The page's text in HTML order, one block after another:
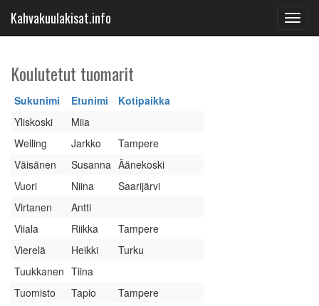
Kahvakuulakisat.info
Koulutetut tuomarit
Sukunimi Etunimi
Kotipaikka
Yliskoski
Miia
Welling
Jarkko
Tampere
Väisänen
Susanna Äänekoski
Vuori
Niina
Saarijärvi
Virtanen
Antti
Viiala
Riikka
Tampere
Vierelä
Heikki
Turku
Tuukkanen Tiina
Tuomisto
Tapio
Tampere